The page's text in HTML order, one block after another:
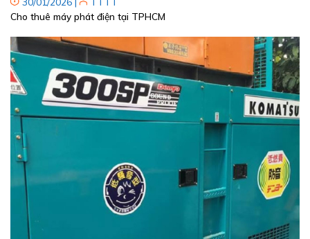
Cho thuê máy phát điện tại TPHCM